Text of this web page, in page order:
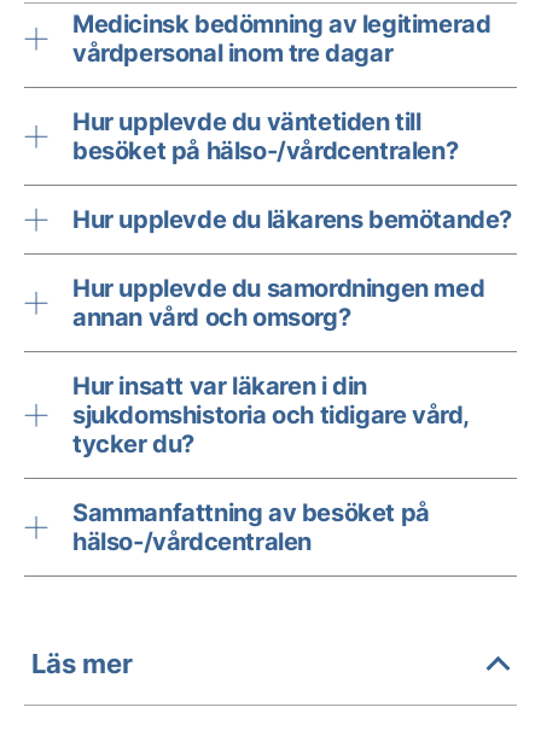
Medicinsk bedömning av legitimerad
vårdpersonal inom tre dagar
Hur upplevde du väntetiden till
besöket på hälso-/vårdcentralen?
Hur upplevde du läkarens bemötande?
Hur upplevde du samordningen med
annan vård och omsorg?
Hur insatt var läkaren i din
sjukdomshistoria och tidigare vård,
tycker du?
Sammanfattning av besöket på
hälso-/vårdcentralen
Läs mer